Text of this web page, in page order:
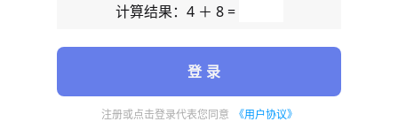
计算结果：4 ＋ 8 =
登 录
注册或点击登录代表您同意 《用户协议》